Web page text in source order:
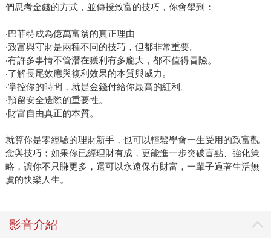
們思考金錢的方式，並傳授致富的技巧，你會學到：
‧巴菲特成為億萬富翁的真正理由
‧致富與守財是兩種不同的技巧，但都非常重要。
‧有許多事情不管潛在獲利有多龐大，都不值得冒險。
‧了解長尾效應與複利效果的本質與威力。
‧掌控你的時間，就是金錢付給你最高的紅利。
‧預留安全邊際的重要性。
‧財富自由真正的本質。
就算你是零經驗的理財新手，也可以輕鬆學會一生受用的致富觀
念與技巧；如果你已經理財有成，更能進一步突破盲點、強化策
略，讓你不只賺更多，還可以永遠保有財富，一輩子過著生活無
虞的快樂人生。
影音介紹